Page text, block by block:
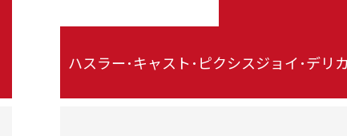
ハスラー･キャスト･ピクシスジョイ･デリ